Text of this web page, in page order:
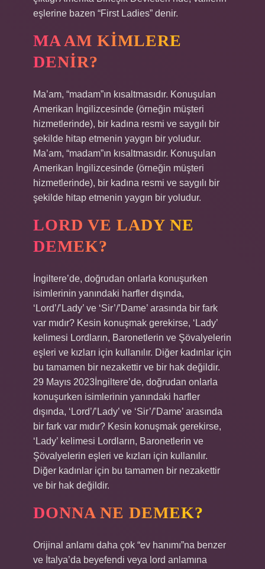
eşlerine bazen “First Ladies” denir.
MA AM KIMLERE
DENIR?
Ma’am, “madam”ın kısaltmasıdır. Konuşulan
Amerikan İngilizcesinde (örneğin müşteri
hizmetlerinde), bir kadına resmi ve saygılı bir
şekilde hitap etmenin yaygın bir yoludur.
Ma’am, “madam”ın kısaltmasıdır. Konuşulan
Amerikan İngilizcesinde (örneğin müşteri
hizmetlerinde), bir kadına resmi ve saygılı bir
şekilde hitap etmenin yaygın bir yoludur.
LORD VE LADY NE
DEMEK?
İngiltere’de, doğrudan onlarla konuşurken
isimlerinin yanındaki harfler dışında,
‘Lord’/’Lady’ ve ‘Sir’/’Dame’ arasında bir fark
var mıdır? Kesin konuşmak gerekirse, ‘Lady’
kelimesi Lordların, Baronetlerin ve Şövalyelerin
eşleri ve kızları için kullanılır. Diğer kadınlar için
bu tamamen bir nezakettir ve bir hak değildir.
29 Mayıs 2023İngiltere’de, doğrudan onlarla
konuşurken isimlerinin yanındaki harfler
dışında, ‘Lord’/’Lady’ ve ‘Sir’/’Dame’ arasında
bir fark var mıdır? Kesin konuşmak gerekirse,
‘Lady’ kelimesi Lordların, Baronetlerin ve
Şövalyelerin eşleri ve kızları için kullanılır.
Diğer kadınlar için bu tamamen bir nezakettir
ve bir hak değildir.
DONNA NE DEMEK?
Orijinal anlamı daha çok “ev hanımı”na benzer
ve İtalya’da beyefendi veya lord anlamına